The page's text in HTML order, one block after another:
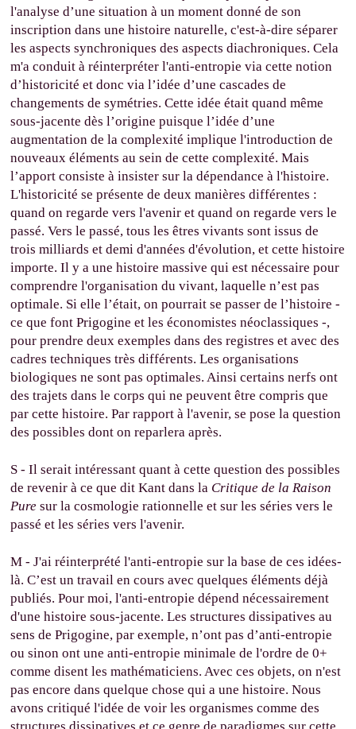
l'analyse d’une situation à un moment donné de son
inscription dans une histoire naturelle, c'est-à-dire séparer
les aspects synchroniques des aspects diachroniques. Cela
m'a conduit à réinterpréter l'anti-entropie via cette notion
d’historicité et donc via l’idée d’une cascades de
changements de symétries. Cette idée était quand même
sous-jacente dès l’origine puisque l’idée d’une
augmentation de la complexité implique l'introduction de
nouveaux éléments au sein de cette complexité. Mais
l’apport consiste à insister sur la dépendance à l'histoire.
L'historicité se présente de deux manières différentes :
quand on regarde vers l'avenir et quand on regarde vers le
passé. Vers le passé, tous les êtres vivants sont issus de
trois milliards et demi d'années d'évolution, et cette histoire
importe. Il y a une histoire massive qui est nécessaire pour
comprendre l'organisation du vivant, laquelle n’est pas
optimale. Si elle l’était, on pourrait se passer de l’histoire -
ce que font Prigogine et les économistes néoclassiques -,
pour prendre deux exemples dans des registres et avec des
cadres techniques très différents. Les organisations
biologiques ne sont pas optimales. Ainsi certains nerfs ont
des trajets dans le corps qui ne peuvent être compris que
par cette histoire. Par rapport à l'avenir, se pose la question
des possibles dont on reparlera après.
S - Il serait intéressant quant à cette question des possibles
de revenir à ce que dit Kant dans la Critique de la Raison
Pure sur la cosmologie rationnelle et sur les séries vers le
passé et les séries vers l'avenir.
M - J'ai réinterprété l'anti-entropie sur la base de ces idées-
là. C’est un travail en cours avec quelques éléments déjà
publiés. Pour moi, l'anti-entropie dépend nécessairement
d'une histoire sous-jacente. Les structures dissipatives au
sens de Prigogine, par exemple, n’ont pas d’anti-entropie
ou sinon ont une anti-entropie minimale de l'ordre de 0+
comme disent les mathématiciens. Avec ces objets, on n'est
pas encore dans quelque chose qui a une histoire. Nous
avons critiqué l'idée de voir les organismes comme des